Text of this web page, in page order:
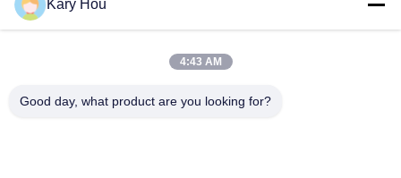
σημείων
συμπυκνωτών
νεροχυτών
Kary Hou
4:43 AM
Good day, what product are you looking for?